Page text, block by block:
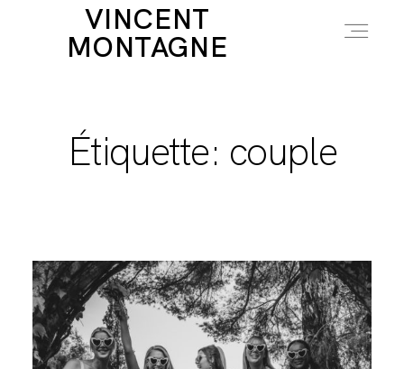
VINCENT
MONTAGNE
Étiquette: couple
ACCÈS CLIENT